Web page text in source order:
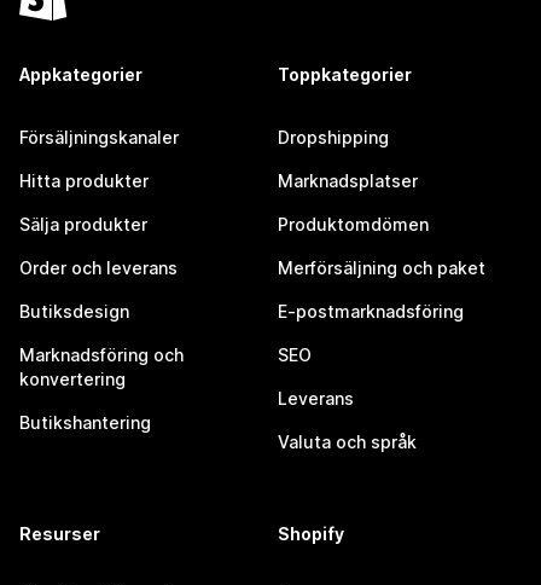
Appkategorier
Försäljningskanaler
Hitta produkter
Sälja produkter
Order och leverans
Butiksdesign
Marknadsföring och
konvertering
Butikshantering
Toppkategorier
Dropshipping
Marknadsplatser
Produktomdömen
Merförsäljning och paket
E-postmarknadsföring
SEO
Leverans
Valuta och språk
Resurser Shopify